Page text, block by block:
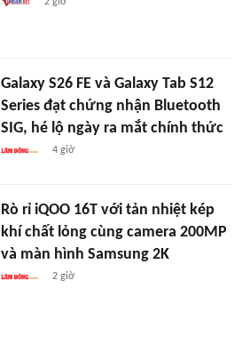
2 giờ
Galaxy S26 FE và Galaxy Tab S12
Series đạt chứng nhận Bluetooth
SIG, hé lộ ngày ra mắt chính thức
4 giờ
Rò rỉ iQOO 16T với tản nhiệt kép
khí chất lỏng cùng camera 200MP
và màn hình Samsung 2K
2 giờ